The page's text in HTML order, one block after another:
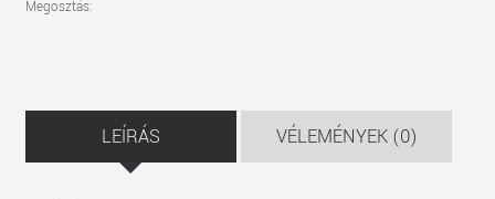
Megosztás:
LEÍRÁS VÉLEMÉNYEK (0)